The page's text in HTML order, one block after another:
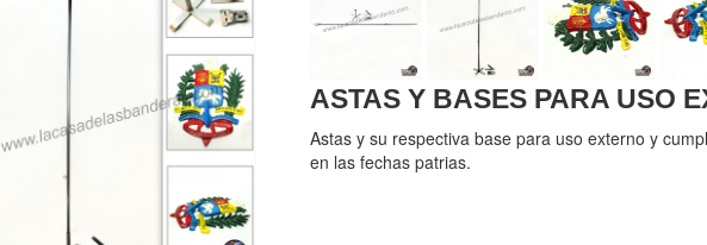
ASTAS Y BASES PARA USO
Astas y su respectiva base para uso externo y
en las fechas patrias.